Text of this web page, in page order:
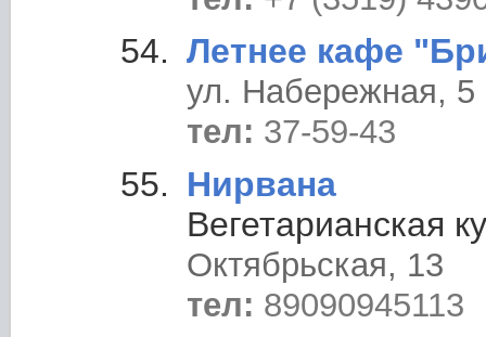
Летнее кафе
ул. Набережная, 5
тел: 37-59-43
Нирвана
Вегетарианская
Октябрьская, 13
тел: 89090945113